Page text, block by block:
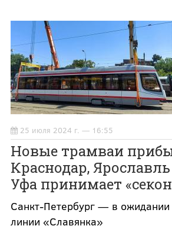
25 июля 2024 г. — 16:55
Новые трамваи
Краснодар,
Уфа принимает
Санкт-Петербург — в ожидании
линии «Славянка»